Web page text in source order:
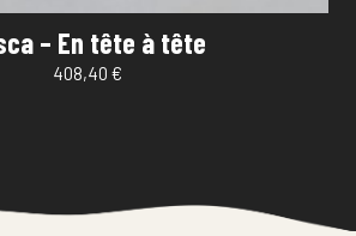
– En tête à tête
408,40 €